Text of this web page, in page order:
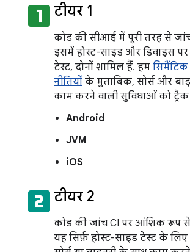
looks_one टीयर 1
कोड की सीआई में पूरी तरह से
इसमें होस्ट-साइड और डिवाइस
टेस्ट, दोनों शामिल हैं. हम सिमैंटिक
नीतियों के मुताबिक, सोर्स और
काम करने वाली सुविधाओं को
Android
JVM
iOS
looks_two टीयर 2
कोड की जांच CI पर आंशिक रूप से
यह सिर्फ़ होस्ट-साइड टेस्ट के